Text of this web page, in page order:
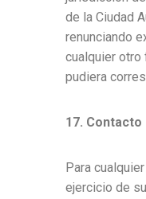
de la Ciudad
renunciando
cualquier otro
pudiera
17. Contacto
Para
ejercicio de